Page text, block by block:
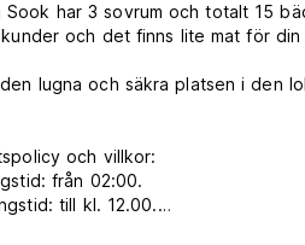
Sook har 3 sovrum och totalt 15
och det finns lite mat för din
lugna och säkra platsen i den
och villkor:
från 02:00.
till kl. 12.00.